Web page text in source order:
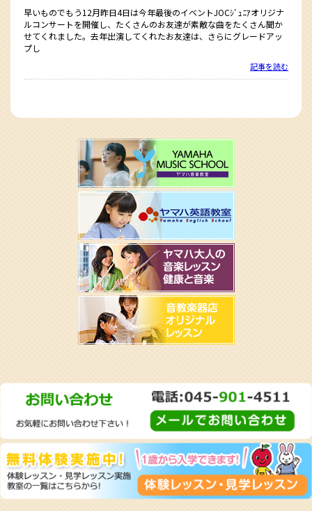
早いものでもう12月昨日4日は今年最後のイベントJOCｼﾞｭﾆｱオリジナ
ルコンサートを開催し、たくさんのお友達が素敵な曲をたくさん聞か
せてくれました。去年出演してくれたお友達は、さらにグレードアッ
プし
記事を読む